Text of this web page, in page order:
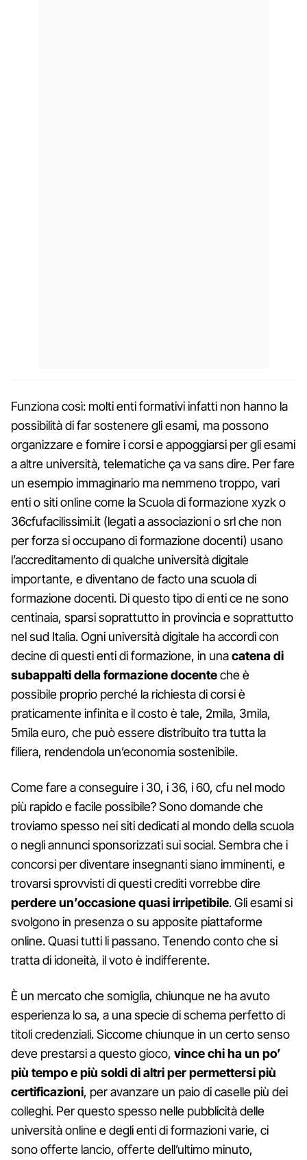
Funziona così: molti enti formativi infatti non hanno la
possibilità di far sostenere gli esami, ma possono
organizzare e fornire i corsi e appoggiarsi per gli esami
a altre università, telematiche ça va sans dire. Per fare
un esempio immaginario ma nemmeno troppo, vari
enti o siti online come la Scuola di formazione xyzk o
36cfufacilissimi.it (legati a associazioni o srl che non
per forza si occupano di formazione docenti) usano
l’accreditamento di qualche università digitale
importante, e diventano de facto una scuola di
formazione docenti. Di questo tipo di enti ce ne sono
centinaia, sparsi soprattutto in provincia e soprattutto
nel sud Italia. Ogni università digitale ha accordi con
decine di questi enti di formazione, in unacatena di
subappalti della formazione docenteche è
possibile proprio perché la richiesta di corsi è
praticamente infinita e il costo è tale, 2mila, 3mila,
5mila euro, che può essere distribuito tra tutta la
filiera, rendendola un’economia sostenibile.
Come fare a conseguire i 30, i 36, i 60, cfu nel modo
più rapido e facile possibile? Sono domande che
troviamo spesso nei siti dedicati al mondo della scuola
o negli annunci sponsorizzati sui social. Sembra che i
concorsi per diventare insegnanti siano imminenti, e
trovarsi sprovvisti di questi crediti vorrebbe dire
perdere un’occasione quasi irripetibile. Gli esami si
svolgono in presenza o su apposite piattaforme
online. Quasi tutti li passano. Tenendo conto che si
tratta di idoneità, il voto è indifferente.
È un mercato che somiglia, chiunque ne ha avuto
esperienza lo sa, a una specie di schema perfetto di
titoli credenziali. Siccome chiunque in un certo senso
deve prestarsi a questo gioco, vince chi ha un po’
più tempo e più soldi di altri per permettersi più
certificazioni, per avanzare un paio di caselle più dei
colleghi. Per questo spesso nelle pubblicità delle
università online e degli enti di formazioni varie, ci
sono offerte lancio, offerte dell’ultimo minuto,